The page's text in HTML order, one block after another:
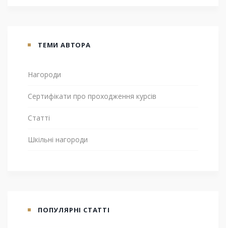
ТЕМИ АВТОРА
Нагороди
Сертифікати про проходження курсів
Статті
Шкільні нагороди
ПОПУЛЯРНІ СТАТТІ